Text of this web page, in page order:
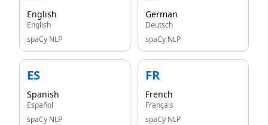
English
English
spaCy NLP
German
Deutsch
spaCy NLP
ES
Spanish
Español
spaCy NLP
FR
French
Français
spaCy NLP